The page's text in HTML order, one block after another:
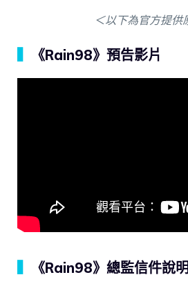
＜以下為官方提供
《Rain98》預告影片
《Rain98》總監信件說